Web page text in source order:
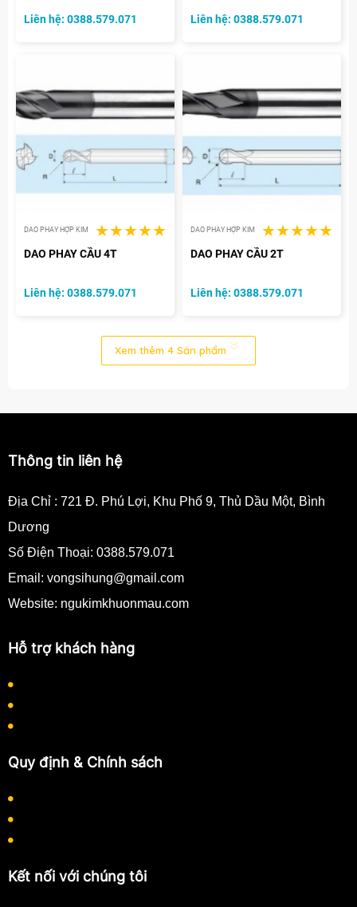
Liên hệ: 0388.579.071 Liên hệ: 0388.579.071
DAO PHAY HỢP KIM
DAO PHAY CẦU 4T
Liên hệ: 0388.579.071
DAO PHAY HỢP KIM
DAO PHAY CẦU 2T
Liên hệ: 0388.579.071
Xem thêm 4 Sản phẩm
Thông tin liên hệ
Địa Chỉ : 721 Đ. Phú Lợi, Khu Phố 9, Thủ Dầu Một, Bình
Dương
Số Điện Thoại: 0388.579.071
Email: vongsihung@gmail.com
Website: ngukimkhuonmau.com
Hỗ trợ khách hàng
Quy định & Chính sách
Kết nối với chúng tôi